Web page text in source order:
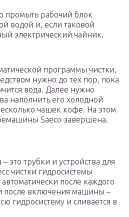
промыть рабочий блок
водой и, если таковой
электрический чайник.
программы чистки,
нужно до тех пор, пока
вода. Далее нужно
наполнить его холодной
чашек кофе. На этом
Saeco завершена.
это трубки и устройства для
чистки гидросистемы
после каждого
после включения машины –
гидросистему и сливается в